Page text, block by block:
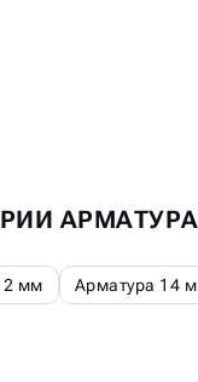
АРМАТУРА
мм Арматура 14